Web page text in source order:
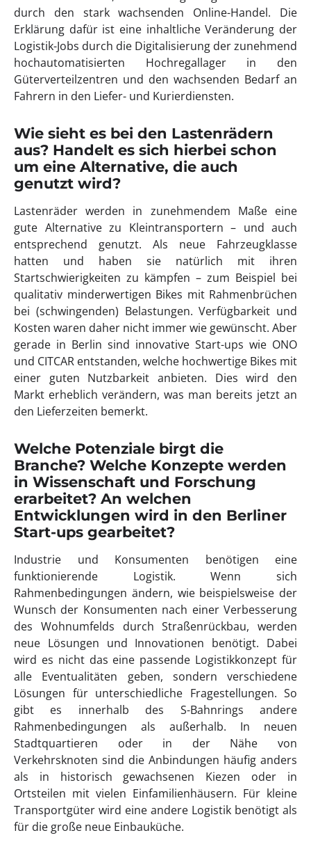
durch den stark wachsenden Online-Handel. Die
Erklärung dafür ist eine inhaltliche Veränderung der
Logistik-Jobs durch die Digitalisierung der zunehmend
hochautomatisierten Hochregallager in den
Güterverteilzentren und den wachsenden Bedarf an
Fahrern in den Liefer- und Kurierdiensten.
Wie sieht es bei den Lastenrädern
aus? Handelt es sich hierbei schon
um eine Alternative, die auch
genutzt wird?
Lastenräder werden in zunehmendem Maße eine
gute Alternative zu Kleintransportern – und auch
entsprechend genutzt. Als neue Fahrzeugklasse
hatten und haben sie natürlich mit ihren
Startschwierigkeiten zu kämpfen – zum Beispiel bei
qualitativ minderwertigen Bikes mit Rahmenbrüchen
bei (schwingenden) Belastungen. Verfügbarkeit und
Kosten waren daher nicht immer wie gewünscht. Aber
gerade in Berlin sind innovative Start-ups wie ONO
und CITCAR entstanden, welche hochwertige Bikes mit
einer guten Nutzbarkeit anbieten. Dies wird den
Markt erheblich verändern, was man bereits jetzt an
den Lieferzeiten bemerkt.
Welche Potenziale birgt die
Branche? Welche Konzepte werden
in Wissenschaft und Forschung
erarbeitet? An welchen
Entwicklungen wird in den Berliner
Start-ups gearbeitet?
Industrie und Konsumenten benötigen eine
funktionierende Logistik. Wenn sich
Rahmenbedingungen ändern, wie beispielsweise der
Wunsch der Konsumenten nach einer Verbesserung
des Wohnumfelds durch Straßenrückbau, werden
neue Lösungen und Innovationen benötigt. Dabei
wird es nicht das eine passende Logistikkonzept für
alle Eventualitäten geben, sondern verschiedene
Lösungen für unterschiedliche Fragestellungen. So
gibt es innerhalb des S-Bahnrings andere
Rahmenbedingungen als außerhalb. In neuen
Stadtquartieren oder in der Nähe von
Verkehrsknoten sind die Anbindungen häufig anders
als in historisch gewachsenen Kiezen oder in
Ortsteilen mit vielen Einfamilienhäusern. Für kleine
Transportgüter wird eine andere Logistik benötigt als
für die große neue Einbauküche.